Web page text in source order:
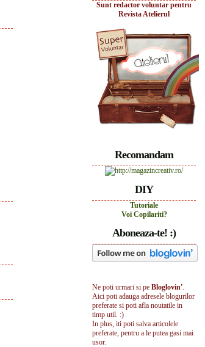
Sunt redactor voluntar pentru
Revista Atelierul
Recomandam
DIY
Tutoriale
Voi Copilariti?
Aboneaza-te! :)
Ne poti urmari si pe Bloglovin'.
Aici poti adauga adresele blogurilor
preferate si poti afla noutatile in
timp util. :)
In plus, iti poti salva articolele
preferate, pentru a le putea gasi mai
usor.